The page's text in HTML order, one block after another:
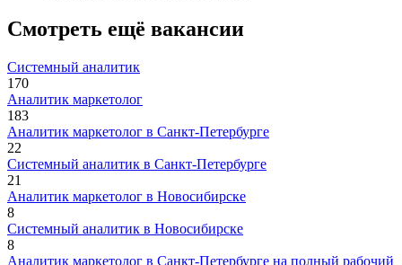
Смотреть ещё вакансии
Системный аналитик
170
Аналитик маркетолог
183
Аналитик маркетолог в Санкт-Петербурге
22
Системный аналитик в Санкт-Петербурге
21
Аналитик маркетолог в Новосибирске
8
Системный аналитик в Новосибирске
8
Аналитик маркетолог в Санкт-Петербурге на полный рабочий